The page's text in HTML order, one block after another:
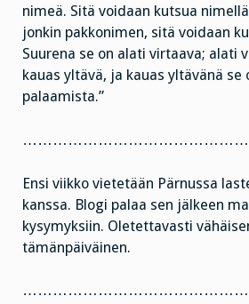
nimeä. Sitä voidaan kutsua
jonkin pakkonimen, sitä voidaan
Suurena se on alati virtaava; alati
kauas yltävä, ja kauas yltävänä se
palaamista.”
Ensi viikko vietetään Pärnussa
kanssa. Blogi palaa sen jälkeen
kysymyksiin. Oletettavasti
tämänpäiväinen.